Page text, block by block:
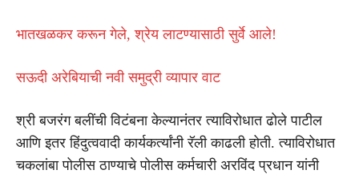
भातखळकर करून गेले, श्रेय लाटण्यासाठी सुर्वे आले!
सऊदी अरेबियाची नवी समुद्री व्यापार वाट
श्री बजरंग बलींची विटंबना केल्यानंतर त्याविरोधात ढोले पाटील
आणि इतर हिंदुत्ववादी कार्यकर्त्यांनी रॅली काढली होती. त्याविरोधात
चकलांबा पोलीस ठाण्याचे पोलीस कर्मचारी अरविंद प्रधान यांनी